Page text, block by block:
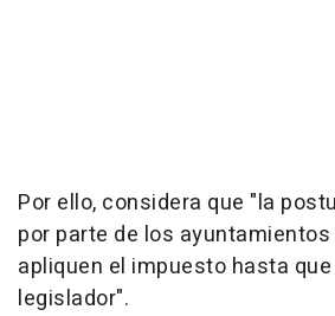
Por ello, considera que "la
por parte de los
apliquen el impuesto hasta
legislador".